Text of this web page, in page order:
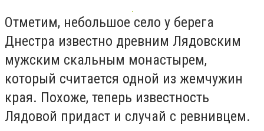
Отметим, небольшое село у берега
Днестра известно древним Лядовским
мужским скальным монастырем,
который считается одной из жемчужин
края. Похоже, теперь известность
Лядовой придаст и случай с ревнивцем.